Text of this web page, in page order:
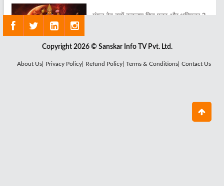
मंगल देव क्यों कहलाए शिव पुत्र और भूमिपुत्र ?
क्यों जरूरी है सूर्य देव की कृपा ?
Copyright 2026 © Sanskar Info TV Pvt. Ltd.
About Us| Privacy Policy| Refund Policy| Terms & Conditions| Contact Us